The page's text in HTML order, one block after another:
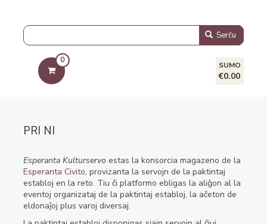
Serĉu
0
SUMO
€0.00
PRI NI
Esperanta Kulturservo estas la konsorcia magazeno de la
Esperanta Civito, provizanta la servojn de la paktintaj
establoj en la reto. Tiu ĉi platformo ebligas la aliĝon al la
eventoj organizataj de la paktintaj establoj, la aĉeton de
eldonaĵoj plus varoj diversaj.